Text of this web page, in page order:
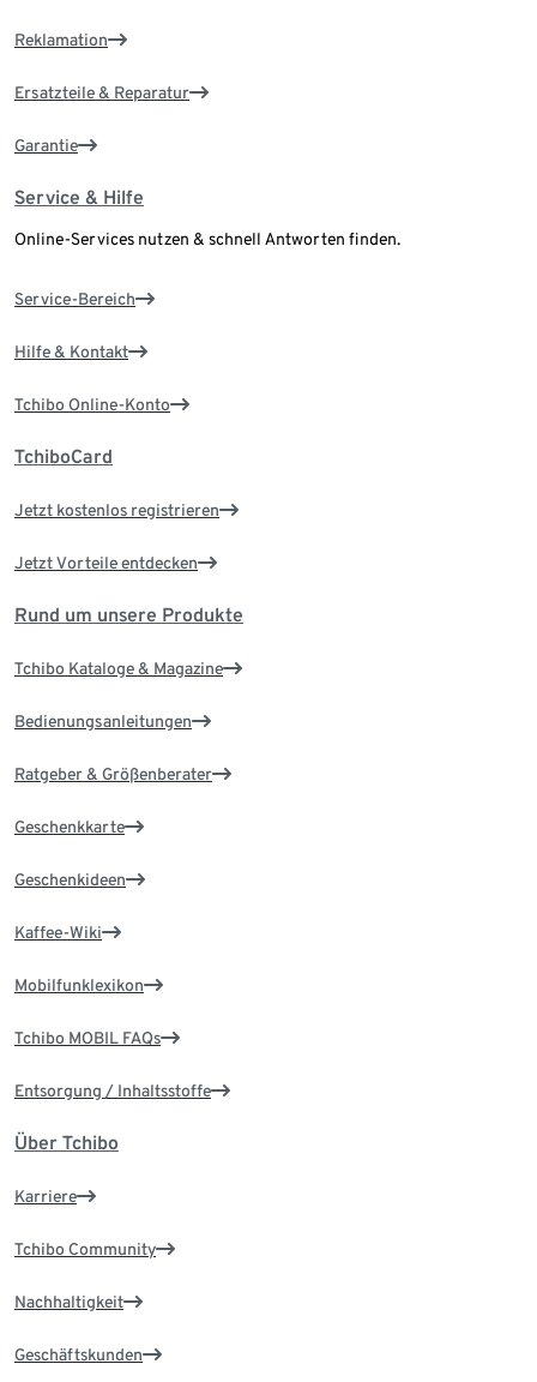
Reklamation
Ersatzteile & Reparatur
Garantie
Service & Hilfe
Online-Services nutzen & schnell Antworten finden.
Service-Bereich
Hilfe & Kontakt
Tchibo Online-Konto
TchiboCard
Jetzt kostenlos registrieren
Jetzt Vorteile entdecken
Rund um unsere Produkte
Tchibo Kataloge & Magazine
Bedienungsanleitungen
Ratgeber & Größenberater
Geschenkkarte
Geschenkideen
Kaffee-Wiki
Mobilfunklexikon
Tchibo MOBIL FAQs
Entsorgung / Inhaltsstoffe
Über Tchibo
Karriere
Tchibo Community
Nachhaltigkeit
Geschäftskunden